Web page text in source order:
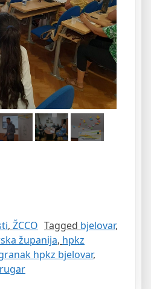
, ŽCCO Tagged bjelovar,
županija, hpkz
hpkz bjelovar,